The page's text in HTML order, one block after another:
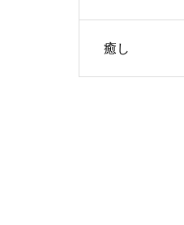
癒し